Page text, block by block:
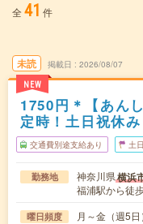
全 41 件
未読
NEW
掲載日 2026/08/07
1750円＊【あん
定時！土日祝休み
交通費別途支給あり 土
勤務地 神奈川県横浜
福浦駅から徒
曜日頻度 月～金（週5